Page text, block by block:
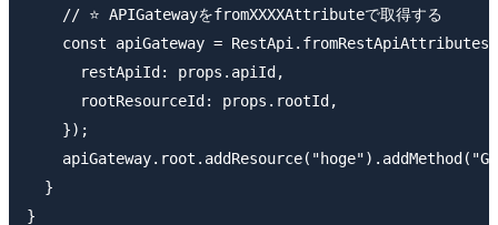
    // ⭐ APIGatewayをfromXXXXAttributeで取得する
const apiGateway =
      restApiId: props.apiId,
      rootResourceId: props.rootId,
    });
  }